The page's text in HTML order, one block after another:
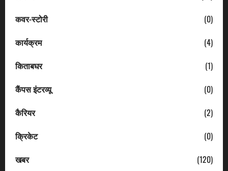
कवर-स्टोरी
(0)
कार्यक्रम
(4)
किताबघर
(1)
कैंपस इंटरव्यू
(0)
कैरियर
(2)
क्रिकेट
(0)
खबर
(120)